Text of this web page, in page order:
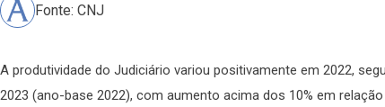
Fonte: CNJ
A produtividade do Judiciário variou positivamente em 2022,
2023 (ano-base 2022), com aumento acima dos 10% em